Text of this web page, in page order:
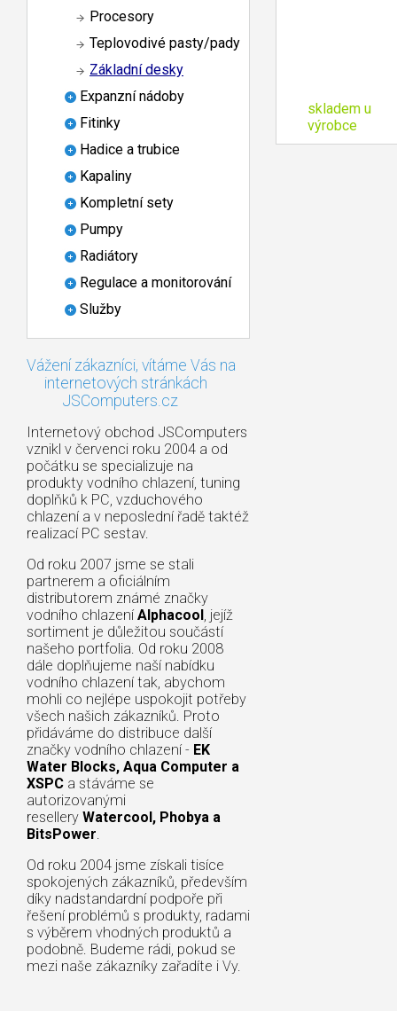
Procesory
Teplovodivé pasty/pady
Základní desky
Expanzní nádoby
Fitinky
Hadice a trubice
Kapaliny
Kompletní sety
Pumpy
Radiátory
Regulace a monitorování
Služby
Vážení zákazníci, vítáme Vás na
internetových stránkách
JSComputers.cz
Internetový obchod JSComputers
vznikl v červenci roku 2004 a od
počátku se specializuje na
produkty vodního chlazení, tuning
doplňků k PC, vzduchového
chlazení a v neposlední řadě taktéž
realizací PC sestav.
Od roku 2007 jsme se stali
partnerem a oficiálním
distributorem známé značky
vodního chlazení Alphacool, jejíž
sortiment je důležitou součástí
našeho portfolia. Od roku 2008
dále doplňujeme naší nabídku
vodního chlazení tak, abychom
mohli co nejlépe uspokojit potřeby
všech našich zákazníků. Proto
přidáváme do distribuce další
značky vodního chlazení - EK
Water Blocks, Aqua Computer a
XSPC a stáváme se
autorizovanými
resellery Watercool, Phobya a
BitsPower.
Od roku 2004 jsme získali tisíce
spokojených zákazníků, především
díky nadstandardní podpoře při
řešení problémů s produkty, radami
s výběrem vhodných produktů a
podobně. Budeme rádi, pokud se
mezi naše zákazníky zařadíte i Vy.
skladem u
výrobce